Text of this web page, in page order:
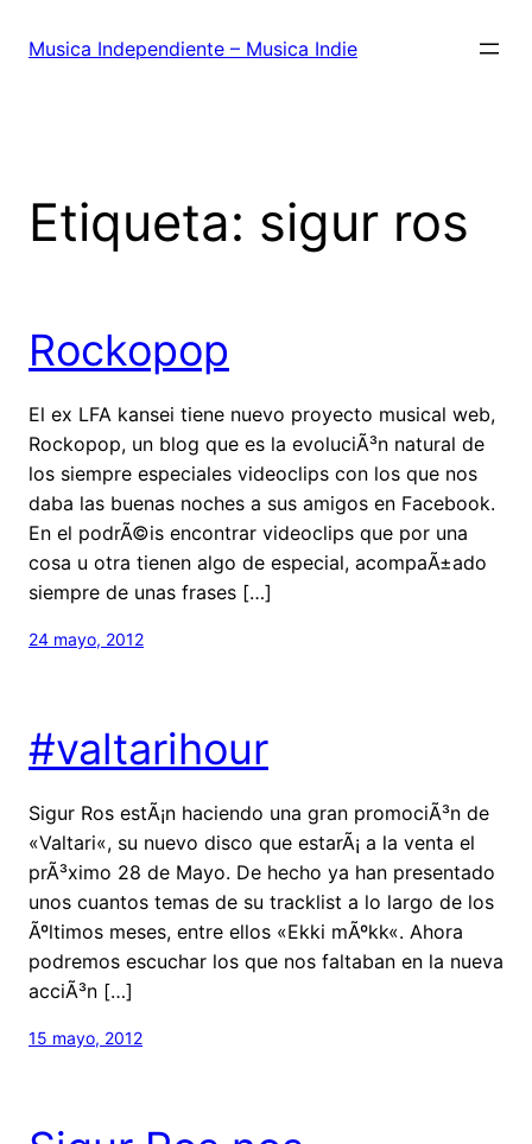
Musica Independiente – Musica Indie
Etiqueta: sigur ros
Rockopop
El ex LFA kansei tiene nuevo proyecto musical web,
Rockopop, un blog que es la evoluciÃ³n natural de
los siempre especiales videoclips con los que nos
daba las buenas noches a sus amigos en Facebook.
En el podrÃ©is encontrar videoclips que por una
cosa u otra tienen algo de especial, acompaÃ±ado
siempre de unas frases […]
24 mayo, 2012
#valtarihour
Sigur Ros estÃ¡n haciendo una gran promociÃ³n de
«Valtari«, su nuevo disco que estarÃ¡ a la venta el
prÃ³ximo 28 de Mayo. De hecho ya han presentado
unos cuantos temas de su tracklist a lo largo de los
Ãºltimos meses, entre ellos «Ekki mÃºkk«. Ahora
podremos escuchar los que nos faltaban en la nueva
acciÃ³n […]
15 mayo, 2012